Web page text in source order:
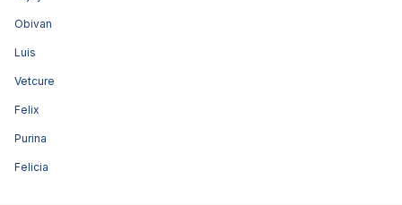
Obivan
Luis
Vetcure
Felix
Purina
Felicia